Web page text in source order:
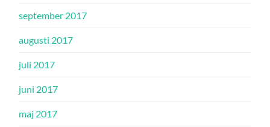
september 2017
augusti 2017
juli 2017
juni 2017
maj 2017